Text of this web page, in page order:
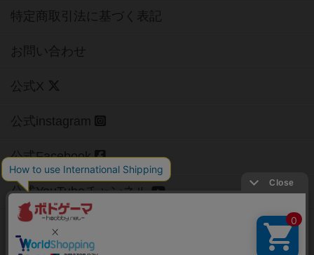
特定商取引法に基づく表記
お問い合わせ
公式X
公式instagram
公式Facebook
公式YouTubeチャンネル